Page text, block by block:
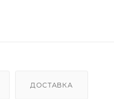
ДОСТАВКА